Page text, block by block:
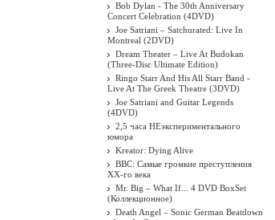
Bob Dylan - The 30th Anniversary
Concert Celebration (4DVD)
Joe Satriani – Satchurated: Live In
Montreal (2DVD)
Dream Theater ‎– Live At Budokan
(Three-Disc Ultimate Edition)
Ringo Starr And His All Starr Band -
Live At The Greek Theatre (3DVD)
Joe Satriani and Guitar Legends
(4DVD)
2,5 часа НЕэкспериментального
юмора
Kreator: Dying Alive
BBC: Самые громкие преступления
XX-го века
Mr. Big – What If... 4 DVD BoxSet
(Коллекционное)
Death Angel ‎– Sonic German Beatdown